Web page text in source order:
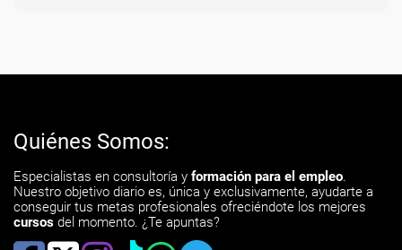
Quiénes Somos:
Especialistas en consultoría y formación para el empleo.
Nuestro objetivo diario es, única y exclusivamente, ayudarte a
conseguir tus metas profesionales ofreciéndote los mejores
cursos del momento. ¿Te apuntas?